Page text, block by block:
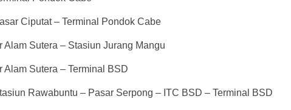
Ciputat – Terminal Pondok Cabe
Alam Sutera – Stasiun Jurang Mangu
Alam Sutera – Terminal BSD
Rawabuntu – Pasar Serpong – ITC BSD – Terminal BSD